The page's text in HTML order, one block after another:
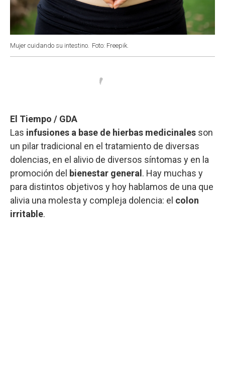
Mujer cuidando su intestino. Foto: Freepik.
El Tiempo / GDA
Las infusiones a base de hierbas medicinales son
un pilar tradicional en el tratamiento de diversas
dolencias, en el alivio de diversos síntomas y en la
promoción del bienestar general . Hay muchas y
para distintos objetivos y hoy hablamos de una que
alivia una molesta y compleja dolencia: el colon
irritable.